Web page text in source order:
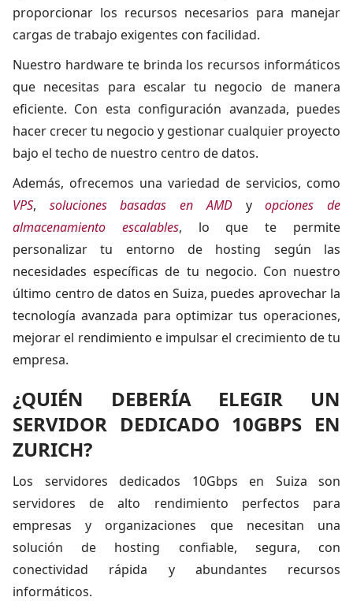
proporcionar los recursos necesarios para manejar
cargas de trabajo exigentes con facilidad.
Nuestro hardware te brinda los recursos informáticos
que necesitas para escalar tu negocio de manera
eficiente. Con esta configuración avanzada, puedes
hacer crecer tu negocio y gestionar cualquier proyecto
bajo el techo de nuestro centro de datos.
Además, ofrecemos una variedad de servicios, como
VPS, soluciones basadas en AMDyopciones de
almacenamiento escalables, lo que te permite
personalizar tu entorno de hosting según las
necesidades específicas de tu negocio. Con nuestro
último centro de datos en Suiza, puedes aprovechar la
tecnología avanzada para optimizar tus operaciones,
mejorar el rendimiento e impulsar el crecimiento de tu
empresa.
¿QUIÉN DEBERÍA ELEGIR UN
SERVIDOR DEDICADO 10GBPS EN
ZURICH?
Los servidores dedicados 10Gbps en Suiza son
servidores de alto rendimiento perfectos para
empresas y organizaciones que necesitan una
solución de hosting confiable, segura, con
conectividad rápida y abundantes recursos
informáticos.